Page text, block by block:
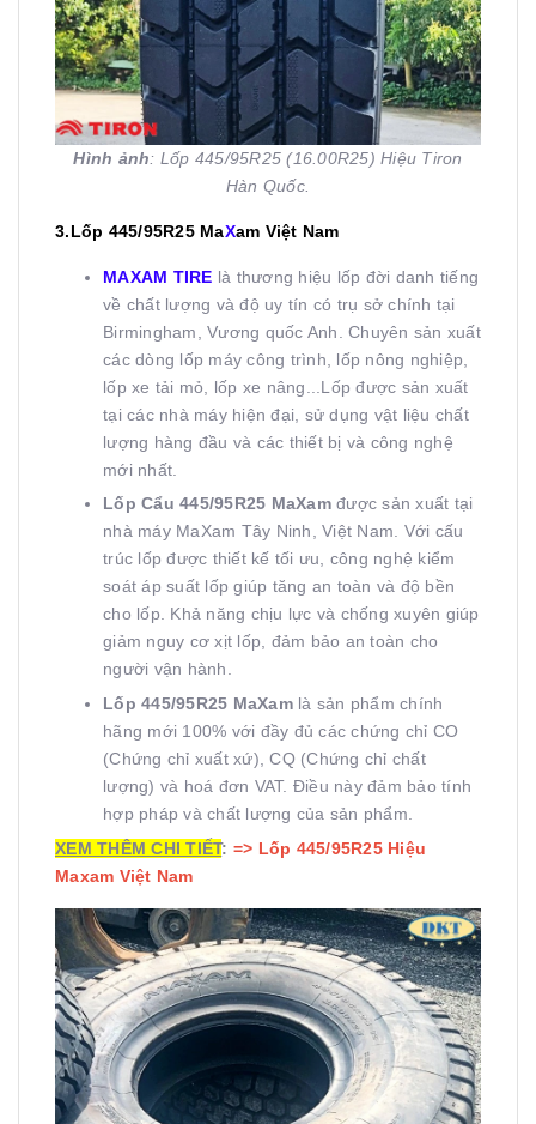
Hình ảnh: Lốp 445/95R25 (16.00R25) Hiệu Tiron
Hàn Quốc.
3.Lốp 445/95R25 MaXam Việt Nam
MAXAM TIRE là thương hiệu lốp đời danh tiếng
về chất lượng và độ uy tín có trụ sở chính tại
Birmingham, Vương quốc Anh.
Chuyên sản xuất
các dòng lốp máy công trình, lốp nông nghiệp,
lốp xe tải mỏ, lốp xe nâng...Lốp được sản xuất
tại các nhà máy hiện đại, sử dụng vật liệu chất
lượng hàng đầu và các thiết bị và công nghệ
mới nhất.
Lốp Cẩu 445/95R25 MaXam được sản xuất tại
nhà máy MaXam Tây Ninh, Việt Nam. Với cấu
trúc lốp được thiết kế tối ưu, công nghệ kiểm
soát áp suất lốp giúp tăng an toàn và độ bền
cho lốp. Khả năng chịu lực và chống xuyên giúp
giảm nguy cơ xịt lốp, đảm bảo an toàn cho
người vận hành.
Lốp 445/95R25 MaXamlà sản phẩm chính
hãng mới 100% với đầy đủ các chứng chỉ CO
(Chứng chỉ xuất xứ), CQ (Chứng chỉ chất
lượng) và hoá đơn VAT. Điều này đảm bảo tính
hợp pháp và chất lượng của sản phẩm.
XEM THÊM CHI TIẾT: => Lốp 445/95R25 Hiệu
Maxam Việt Nam